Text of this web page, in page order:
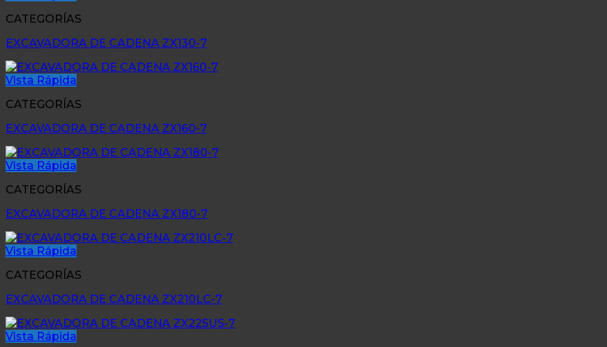
CATEGORÍAS
EXCAVADORA DE CADENA ZX130-7
Vista Rápida
CATEGORÍAS
EXCAVADORA DE CADENA ZX160-7
Vista Rápida
CATEGORÍAS
EXCAVADORA DE CADENA ZX180-7
Vista Rápida
CATEGORÍAS
EXCAVADORA DE CADENA ZX210LC-7
Vista Rápida